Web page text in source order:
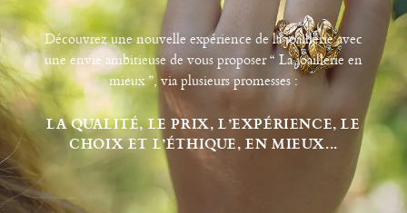
Découvrez une nouvelle expérience de la joaillerie avec
une envie ambitieuse de vous proposer “ La joaillerie en
mieux ”, via plusieurs promesses :
LA QUALITÉ, LE PRIX, L’EXPÉRIENCE, LE
CHOIX ET L’ÉTHIQUE, EN MIEUX...